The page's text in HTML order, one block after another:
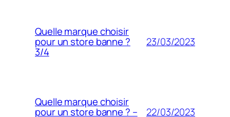
Quelle marque choisir
pour un store banne ?
3/4
23/03/2023
Quelle marque choisir
pour un store banne ? – 22/03/2023